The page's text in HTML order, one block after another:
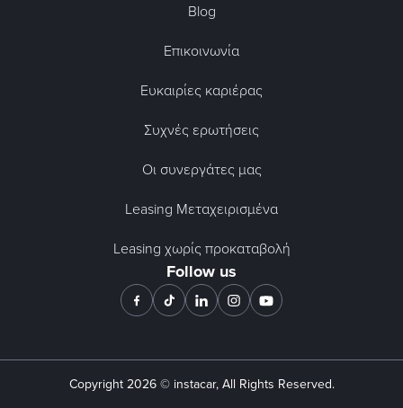
Blog
Επικοινωνία
Ευκαιρίες καριέρας
Συχνές ερωτήσεις
Οι συνεργάτες μας
Leasing Μεταχειρισμένα
Leasing χωρίς προκαταβολή
Follow us
Copyright 2026© instacar, All Rights Reserved.